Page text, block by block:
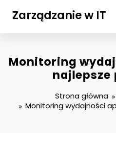
Zarządzanie w IT
Monitoring
Strona główna
Monitoring wydajności